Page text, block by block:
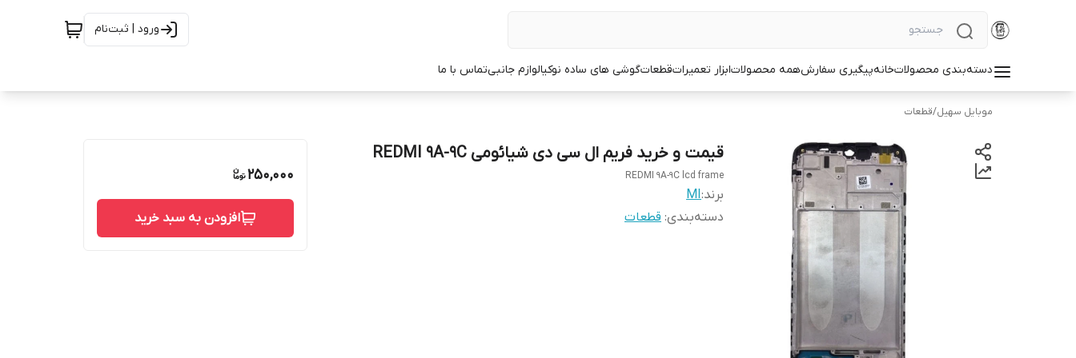
ورود | ثبت‌نام
دسته‌بندی محصولاتخانهپیگیری سفارشهمه محصولاتابزار تعمیراتقطعاتگوشی های ساده نوکیالوازم جانبیتماس با ما
موبایل سهیل/قطعات
قیمت و خرید فریم ال سی دی شیائومی REDMI 9A-9C
REDMI 9A-9C lcd frame
برند:MI
دسته‌بندی: قطعات
250,000
افزودن به سبد خرید